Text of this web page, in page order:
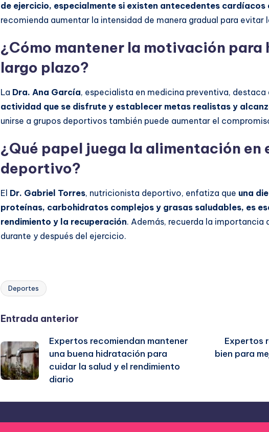
de ejercicio, especialmente si existen antecedentes
recomienda aumentar la intensidad de manera gradual para evitar
¿Cómo mantener la motivación para
largo plazo?
La Dra. Ana García, especialista en medicina preventiva, destaca
actividad que se disfrute y establecer metas realistas y
unirse a grupos deportivos también puede aumentar el
¿Qué papel juega la alimentación en
deportivo?
El Dr. Gabriel Torres, nutricionista deportivo, enfatiza que una
proteínas, carbohidratos complejos y grasas saludables, es
rendimiento y la recuperación. Además, recuerda la importancia
durante y después del ejercicio.
Etiquetas:
Deportes
Navegación
de
entradas
Entrada anterior
Expertos recomiendan mantener
una buena hidratación para
cuidar la salud y el rendimiento
diario
Expertos
bien para